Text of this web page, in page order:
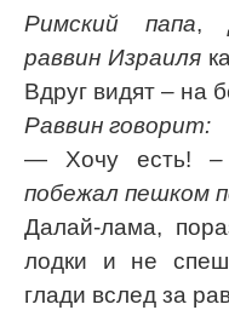
Римский папа,
раввин Израиля
Вдруг видят – на
Раввин говорит:
— Хочу есть!
побежал пешком
Далай-лама,
лодки и не
глади вслед за